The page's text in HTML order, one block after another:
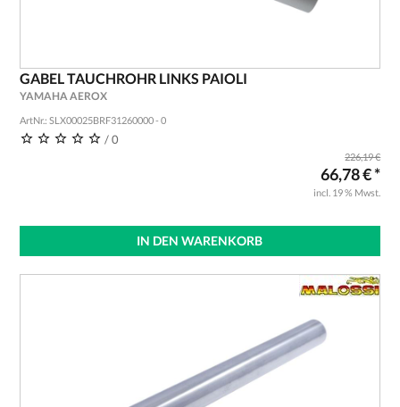
GABEL TAUCHROHR LINKS PAIOLI
YAMAHA AEROX
ArtNr.: SLX00025BRF31260000 - 0
/ 0
226,19 €
66,78 € *
incl. 19 % Mwst.
IN DEN WARENKORB